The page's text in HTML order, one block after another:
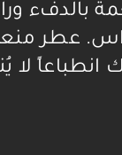
بالدفء
عطر
انطباعاً لا